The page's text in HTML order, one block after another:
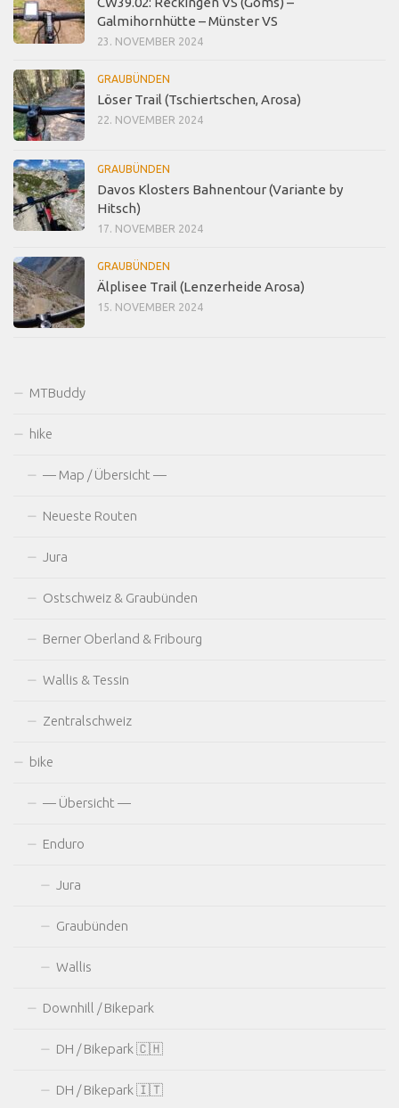
Galmihornhütte – Münster VS
23. NOVEMBER 2024
GRAUBÜNDEN
Löser Trail (Tschiertschen, Arosa)
22. NOVEMBER 2024
GRAUBÜNDEN
Davos Klosters Bahnentour (Variante by
Hitsch)
17. NOVEMBER 2024
GRAUBÜNDEN
Älplisee Trail (Lenzerheide Arosa)
15. NOVEMBER 2024
MTBuddy
hike
— Map / Übersicht —
Neueste Routen
Jura
Ostschweiz & Graubünden
Berner Oberland & Fribourg
Wallis & Tessin
Zentralschweiz
bike
— Übersicht —
Enduro
Jura
Graubünden
Wallis
Downhill / Bikepark
DH / Bikepark 🇨🇭
DH / Bikepark 🇮🇹